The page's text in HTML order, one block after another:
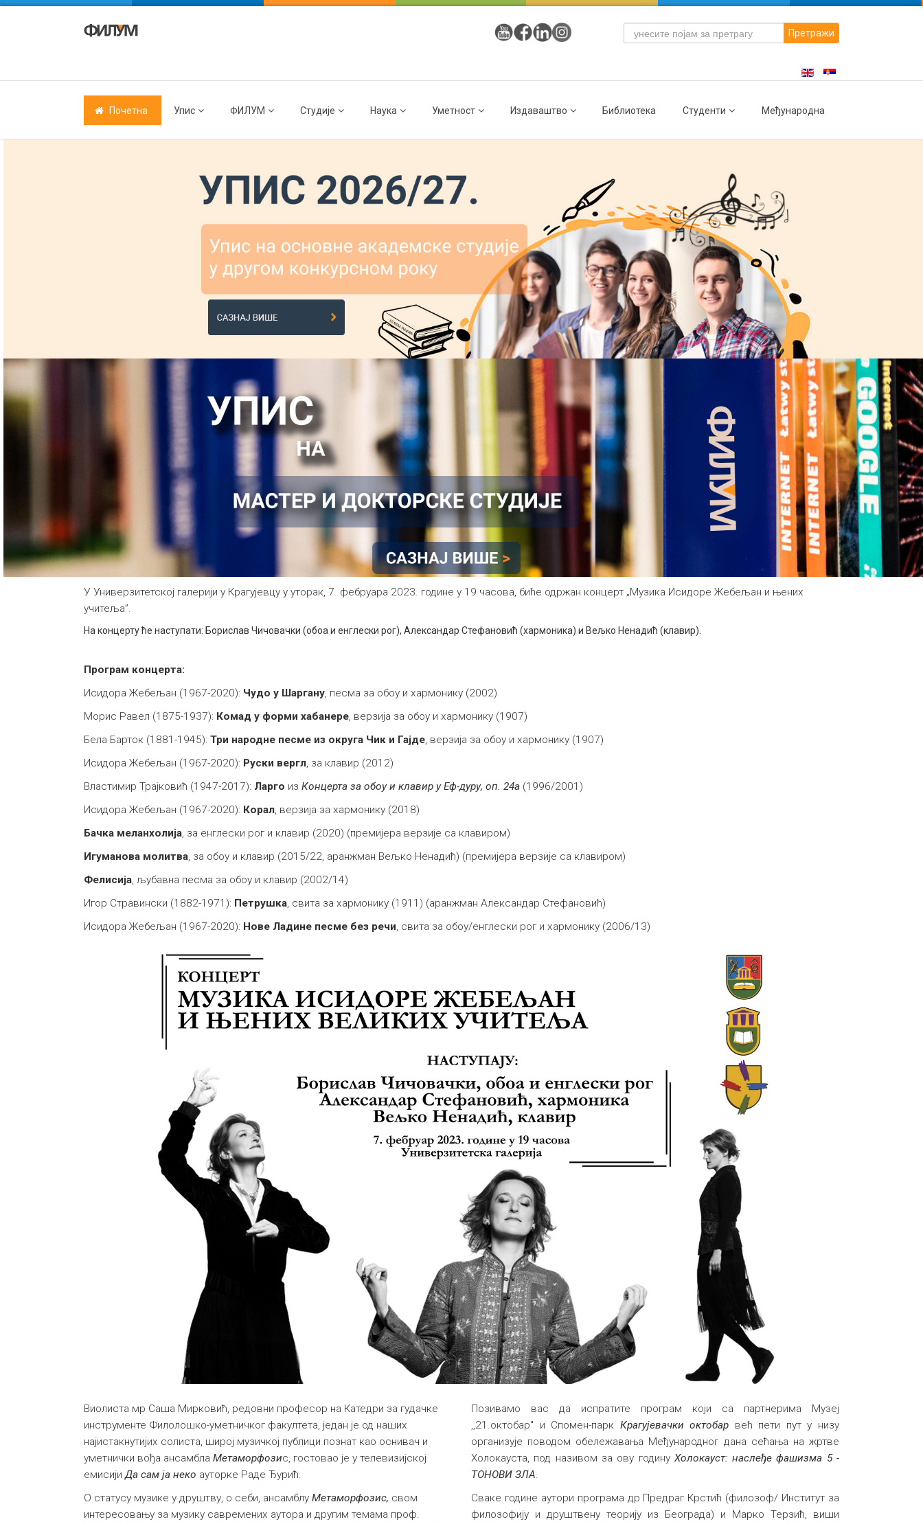
Претражи
Почетна Упис ФИЛУМ Студије Наука Уметност Издаваштво Библиотека Студенти Међународна
У Универзитетској галерији у Крагујевцу у уторак, 7. фебруара 2023. године у 19 часова, биће одржан концерт „Музика Исидоре Жебељан и њених
учитеља”.
На концерту ће наступати: Борислав Чичовачки (обоа и енглески рог), Александар Стефановић (хармоника) и Вељко Ненадић (клавир).
Програм концерта:
Исидора Жебељан (1967-2020): Чудо у Шаргану, песма за обоу и хармонику (2002)
Морис Равел (1875-1937): Комад у форми хабанере, верзија за обоу и хармонику (1907)
Бела Барток (1881-1945): Три народне песме из округа Чик и Гајде, верзија за обоу и хармонику (1907)
Исидора Жебељан (1967-2020): Руски вергл, за клавир (2012)
Властимир Трајковић (1947-2017): Ларго из Концерта за обоу и клавир у Еф-дуру, оп. 24а (1996/2001)
Исидора Жебељан (1967-2020): Корал, верзија за хармонику (2018)
Бачка меланхолија, за енглески рог и клавир (2020) (премијера верзије са клавиром)
Игуманова молитва, за обоу и клавир (2015/22, аранжман Вељко Ненадић) (премијера верзије са клавиром)
Фелисија, љубавна песма за обоу и клавир (2002/14)
Игор Стравински (1882-1971): Петрушка, свита за хармонику (1911) (аранжман Александар Стефановић)
Исидора Жебељан (1967-2020): Нове Ладине песме без речи, свита за обоу/енглески рог и хармонику (2006/13)
Виолиста мр Саша Мирковић, редовни професор на Катедри за гудачке
инструменте Филолошко-уметничког факултета, један је од наших
најистакнутијих солиста, широј музичкој публици познат као оснивач и
уметнички вођа ансамбла Метаморфозис, гостовао је у телевизијској
емисијиДа сам ја неко ауторке Раде Ђурић.
О статусу музике у друштву, о себи, ансамблу Метаморфозис, свом
интересовању за музику савремених аутора и другим темама проф.
Позивамо вас да испратите програм који са партнерима Музеј
,,21.октобар" и Спомен-парк Крагујевачки октобар већ пети пут у низу
организује поводом обележавања Међународног дана сећања на жртве
Холокауста, под називом за ову годину Холокауст: наслеђе фашизма 5 -
ТОНОВИ ЗЛА.
Сваке године аутори програма др Предраг Крстић (филозоф/ Институт за
филозофију и друштвену теорију из Београда) и Марко Терзић, виши